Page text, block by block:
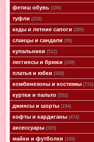
фетиш обувь (100)
туфли (253)
кеды и летние сапоги (300)
сланцы и сандали (99)
купальники (512)
леггинсы и брюки (199)
платья и юбки (568)
комбинезоны и костюмы (731)
куртки и пальто (552)
джинсы и шорты (194)
кофты и кардиганы (474)
аксессуары (505)
майки и футболки (105)